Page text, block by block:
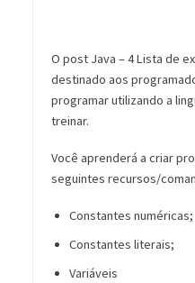
O post Java – 4 Lista de
destinado aos
programar utilizando a
treinar.
Você aprenderá a criar
seguintes recursos/
Constantes numéricas;
Constantes literais;
Variáveis